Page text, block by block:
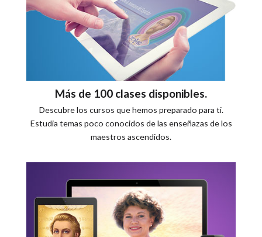
Más de 100 clases disponibles.
Descubre los cursos que hemos preparado para ti.
Estudia temas poco conocidos de las enseñazas de los
maestros ascendidos.